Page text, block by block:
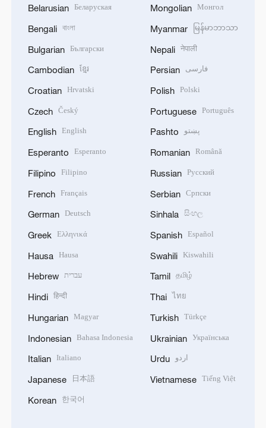
Belarusian Беларуская
Bengali বাংলা
Bulgarian Български
Cambodian ខ្មែរ
Croatian Hrvatski
Czech Český
English English
Esperanto Esperanto
Filipino Filipino
French Français
German Deutsch
Greek Ελληνικά
Hausa Hausa
Hebrew עברית
Hindi हिन्दी
Hungarian Magyar
Indonesian Bahasa Indonesia
Italian Italiano
Japanese 日本語
Korean 한국어
Mongolian Монгол
Myanmar မြန်မာဘာသာ
Nepali नेपाली
Persian فارسی
Polish Polski
Portuguese Português
Pashto پښتو
Romanian Română
Russian Русский
Serbian Српски
Sinhala සිංහල
Spanish Español
Swahili Kiswahili
Tamil தமிழ்
Thai ไทย
Turkish Türkçe
Ukrainian Українська
Urdu اردو
Vietnamese Tiếng Việt